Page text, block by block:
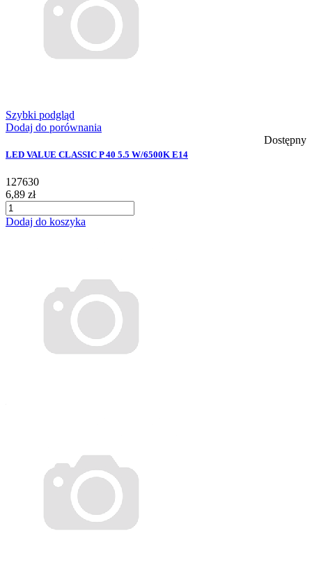
Szybki podgląd
Dodaj do porównania
Dostępny
LED VALUE CLASSIC P 40 5.5 W/6500K E14
127630
6,89 zł
Dodaj do koszyka